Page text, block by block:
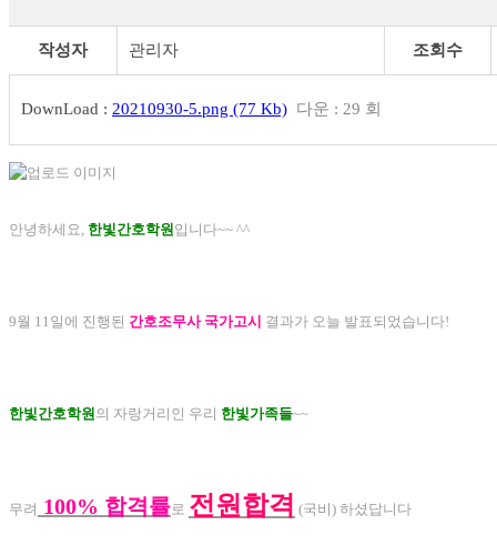
작성자 관리자 조회수
DownLoad : 20210930-5.png (77 Kb) 다운 : 29 회
안녕하세요, 한빛간호학원입니다~~ ^^
9월 11일에 진행된 간호조무사 국가고시 결과가 오늘 발표되었습니다!
한빛간호학원의 자랑거리인 우리 한빛가족들~~
무려 100% 합격률로 전원합격 (국비) 하셨답니다